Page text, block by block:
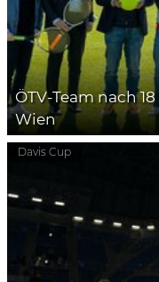
ÖTV-Team nach
Wien
Davis Cup